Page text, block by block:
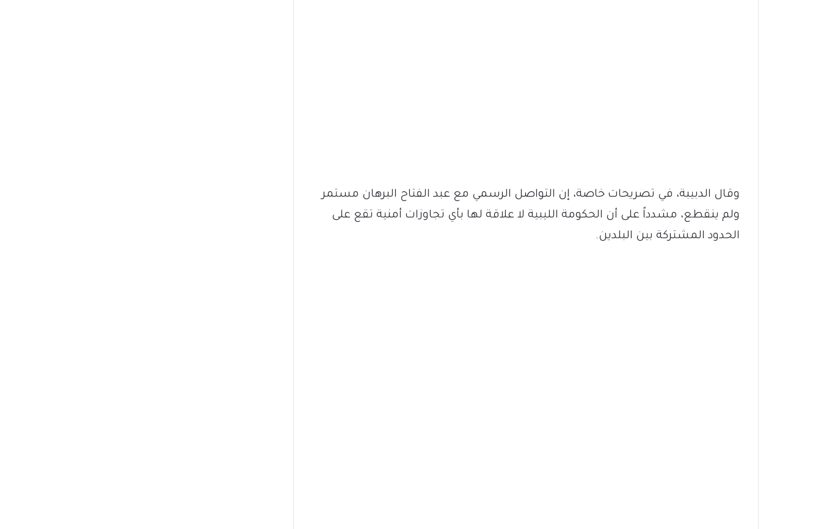
وقال الدبيبة، في تصريحات خاصة، إن التواصل الرسمي مع عبد الفتاح البرهان مستمر
ولم ينقطع، مشدداً على أن الحكومة الليبية لا علاقة لها بأي تجاوزات أمنية تقع على
الحدود المشتركة بين البلدين.